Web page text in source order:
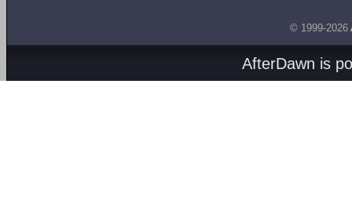
© 1999-2026
AfterDawn is